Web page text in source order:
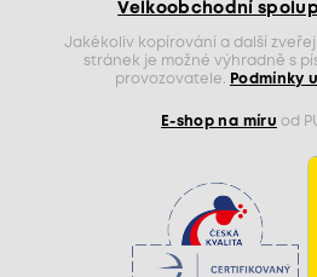
Velkoobchodní
Jakékoliv kopírování a další
stránek je možné výhradně s
provozovatele.
Podmínky
E-shop na míru od